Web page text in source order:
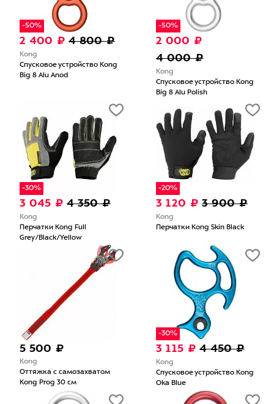
-50%
2 400 ₽ 4 800 ₽
Kong
Спусковое устройство Kong
Big 8 Alu Anod
-50%
2 000 ₽
4 000 ₽
Kong
Спусковое устройство Kong
Big 8 Alu Polish
-30%
3 045 ₽ 4 350 ₽
Kong
Перчатки Kong Full
Grey/Black/Yellow
-20%
3 120 ₽ 3 900 ₽
Kong
Перчатки Kong Skin Black
5 500 ₽
Kong
Оттяжка с самозахватом
Kong Prog 30 см
-30%
3 115 ₽ 4 450 ₽
Kong
Спусковое устройство Kong
Oka Blue